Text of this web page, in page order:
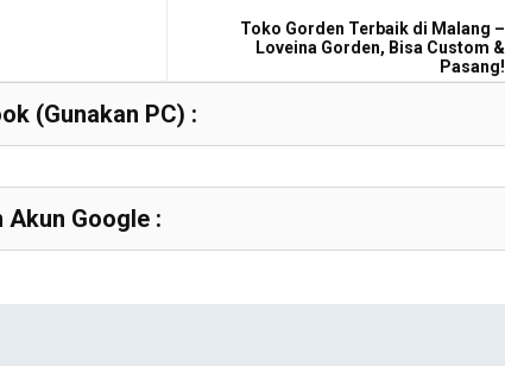
Toko Gorden Terbaik di Malang –
Loveina Gorden, Bisa Custom &
Pasang!
(Gunakan PC) :
Akun Google :